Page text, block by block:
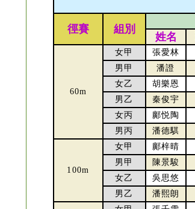
徑賽 組別
姓名
60m
女甲 張愛林
男甲
潘證
女乙
胡樂恩
男乙
秦俊宇
女丙
鄺悦陶
男丙
潘德騏
100m
女甲 鄺梓晴
男甲
陳景駿
女乙
吳思悠
男乙
潘熙朗